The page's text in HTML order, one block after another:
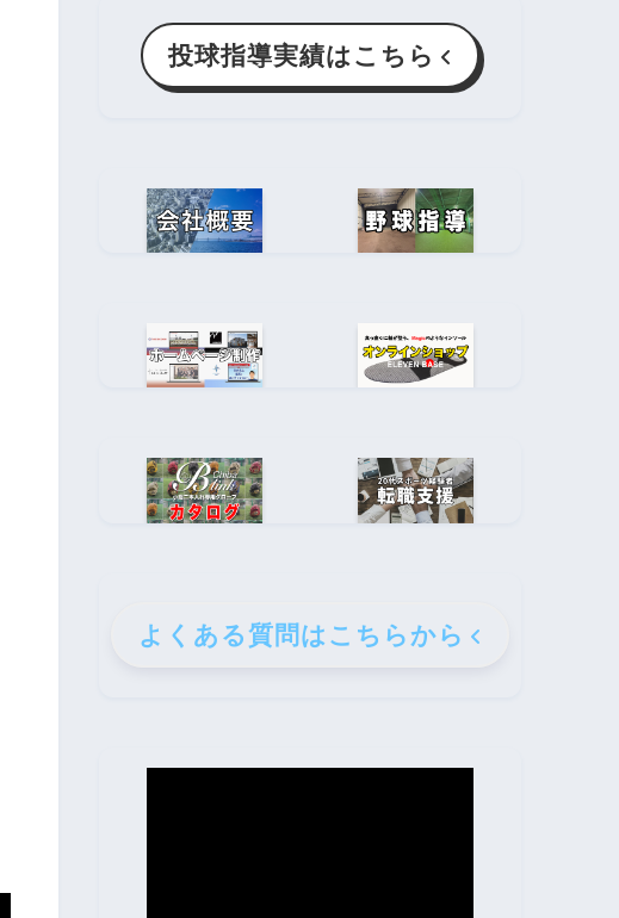
投球指導実績はこちら
よくある質問はこちらから